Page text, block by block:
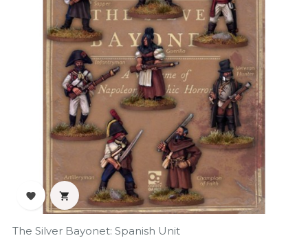
 
The Silver Bayonet: Spanish Unit